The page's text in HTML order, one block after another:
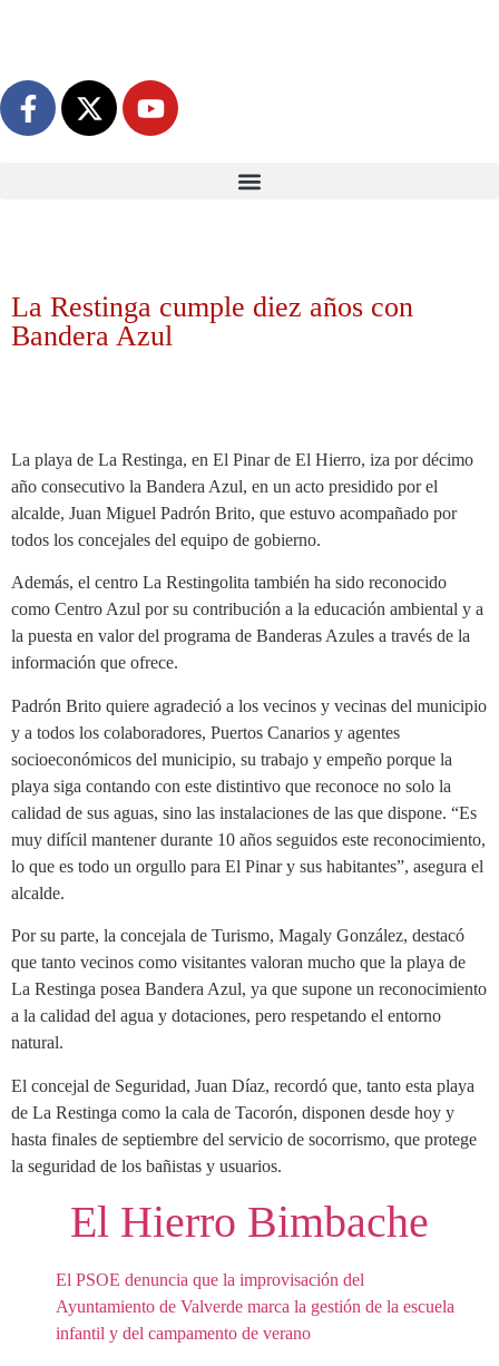
La Restinga cumple diez años con
Bandera Azul
La playa de La Restinga, en El Pinar de El Hierro, iza por décimo
año consecutivo la Bandera Azul, en un acto presidido por el
alcalde, Juan Miguel Padrón Brito, que estuvo acompañado por
todos los concejales del equipo de gobierno.
Además, el centro La Restingolita también ha sido reconocido
como Centro Azul por su contribución a la educación ambiental y a
la puesta en valor del programa de Banderas Azules a través de la
información que ofrece.
Padrón Brito quiere agradeció a los vecinos y vecinas del municipio
y a todos los colaboradores, Puertos Canarios y agentes
socioeconómicos del municipio, su trabajo y empeño porque la
playa siga contando con este distintivo que reconoce no solo la
calidad de sus aguas, sino las instalaciones de las que dispone. “Es
muy difícil mantener durante 10 años seguidos este reconocimiento,
lo que es todo un orgullo para El Pinar y sus habitantes”, asegura el
alcalde.
Por su parte, la concejala de Turismo, Magaly González, destacó
que tanto vecinos como visitantes valoran mucho que la playa de
La Restinga posea Bandera Azul, ya que supone un reconocimiento
a la calidad del agua y dotaciones, pero respetando el entorno
natural.
El concejal de Seguridad, Juan Díaz, recordó que, tanto esta playa
de La Restinga como la cala de Tacorón, disponen desde hoy y
hasta finales de septiembre del servicio de socorrismo, que protege
la seguridad de los bañistas y usuarios.
El Hierro Bimbache
El PSOE denuncia que la improvisación del
Ayuntamiento de Valverde marca la gestión de la escuela
infantil y del campamento de verano